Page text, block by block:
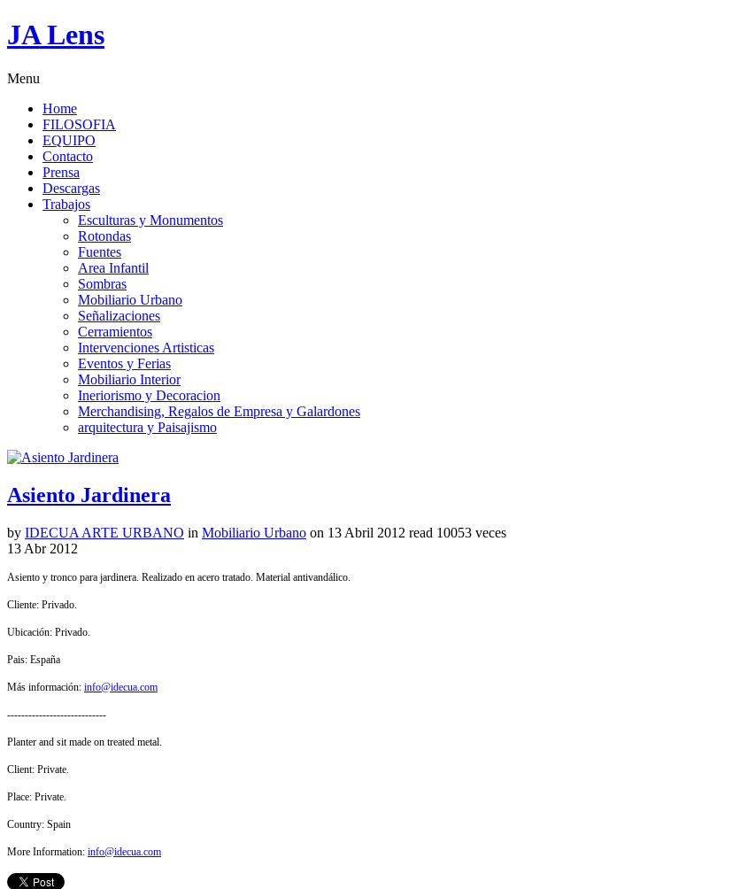
JA Lens
Menu
Home
FILOSOFIA
EQUIPO
Contacto
Prensa
Descargas
Trabajos
Esculturas y Monumentos
Rotondas
Fuentes
Area Infantil
Sombras
Mobiliario Urbano
Señalizaciones
Cerramientos
Intervenciones Artisticas
Eventos y Ferias
Mobiliario Interior
Ineriorismo y Decoracion
Merchandising, Regalos de Empresa y Galardones
arquitectura y Paisajismo
Asiento Jardinera
by IDECUA ARTE URBANO in Mobiliario Urbano on 13 Abril 2012 read 10053 veces
13 Abr 2012
Asiento y tronco para jardinera. Realizado en acero tratado. Material antivandálico.
Cliente: Privado.
Ubicación: Privado.
Pais: España
Más información: info@idecua.com
----------------------------
Planter and sit made on treated metal.
Client: Private.
Place: Private.
Country: Spain
More Information: info@idecua.com